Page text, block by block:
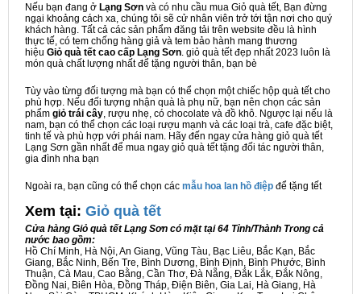
Nếu bạn đang ở Lạng Sơn và có nhu cầu mua Giỏ quà tết, Bạn đừng
ngại khoảng cách xa, chúng tôi sẽ cử nhân viên trở tới tận nơi cho quý
khách hàng. Tất cả các sản phẩm đăng tải trên website đều là hình
thực tế, có tem chống hàng giả và tem bảo hành mang thương
hiệu Giỏ quà tết cao cấp Lạng Sơn. giỏ quà tết đẹp nhất 2023 luôn là
món quà chất lượng nhất để tặng người thân, bạn bè
Tùy vào từng đối tượng mà bạn có thể chọn một chiếc hộp quà tết cho
phù hợp. Nếu đối tượng nhận quà là phụ nữ, bạn nên chọn các sản
phẩm giỏ trái cây, rượu nhẹ, có chocolate và đồ khô. Ngược lại nếu là
nam, bạn có thể chọn các loại rượu mạnh và các loại trà, cafe đặc biệt,
tinh tế và phù hợp với phái nam. Hãy đến ngay cửa hàng giỏ quà tết
Lạng Sơn gần nhất để mua ngay giỏ quà tết tặng đối tác người thân,
gia đình nha bạn
Ngoài ra, bạn cũng có thể chọn các mẫu hoa lan hồ điệp để tặng tết
Xem tại: Giỏ quà tết
Cửa hàng Giỏ quà tết Lạng Sơn có mặt tại 64 Tỉnh/Thành Trong cả
nước bao gồm:
Hồ Chí Minh, Hà Nội, An Giang, Vũng Tàu, Bạc Liêu, Bắc Kạn, Bắc
Giang, Bắc Ninh, Bến Tre, Bình Dương, Bình Định, Bình Phước, Bình
Thuận, Cà Mau, Cao Bằng, Cần Thơ, Đà Nẵng, Đắk Lắk, Đắk Nông,
Đồng Nai, Biên Hòa, Đồng Tháp, Điện Biên, Gia Lai, Hà Giang, Hà